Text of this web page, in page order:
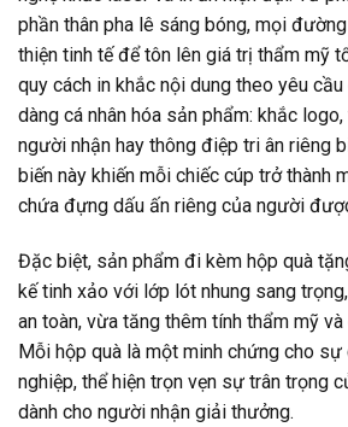
phần thân pha lê sáng bóng, mọi
thiện tinh tế để tôn lên giá trị thẩm mỹ
quy cách in khắc nội dung theo yêu
dàng cá nhân hóa sản phẩm: khắc
người nhận hay thông điệp tri ân riêng
biến này khiến mỗi chiếc cúp trở thành
chứa đựng dấu ấn riêng của người
Đặc biệt, sản phẩm đi kèm hộp quà
kế tinh xảo với lớp lót nhung sang
an toàn, vừa tăng thêm tính thẩm mỹ
Mỗi hộp quà là một minh chứng cho sự
nghiệp, thể hiện trọn vẹn sự trân trọng
dành cho người nhận giải thưởng.